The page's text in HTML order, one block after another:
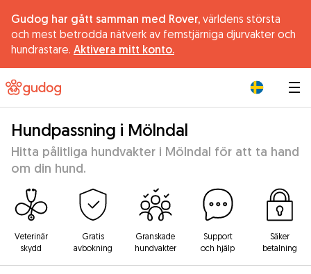
Gudog har gått samman med Rover, världens största
och mest betrodda nätverk av femstjärniga djurvakter och
hundrastare. Aktivera mitt konto.
Hundpassning i Mölndal
Hitta pålitliga hundvakter i Mölndal för att ta hand
om din hund.
Veterinär
skydd
Gratis
avbokning
Granskade
hundvakter
Support
och hjälp
Säker
betalning